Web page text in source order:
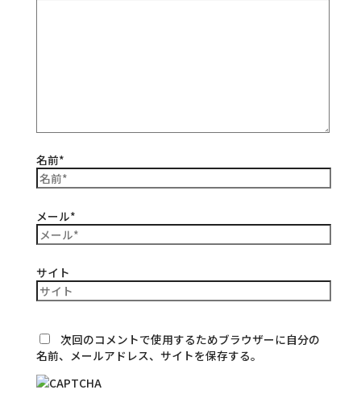
名前*
メール*
サイト
次回のコメントで使用するためブラウザーに自分の
名前、メールアドレス、サイトを保存する。